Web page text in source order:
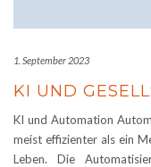
1. September 2023
KI UND
KI und Automation
meist effizienter als ein
Leben. Die